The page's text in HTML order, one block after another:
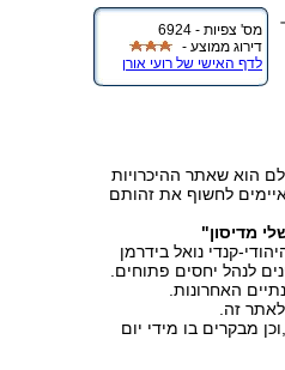
מס' צפיות - 6924
דירוג ממוצע -
לדף האישי של רועי אורן
הוא שאתר ההיכרויות
לחשוף את זהותם
מדיסון"
קנדי נואל בידרמן
האחרונות.
זה.
בו כ170,000 ישראלים ,וכן מבקרים בו מידי יום